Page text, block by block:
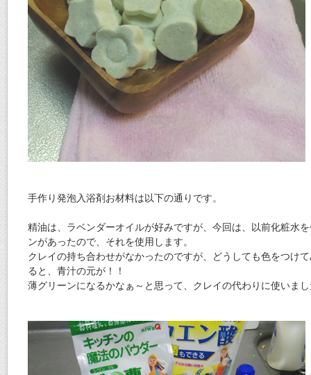
手作り発泡入浴剤お材料は以下の通りです。
精油は、ラベンダーオイルが好みですが、今回は、以前化粧水
ンがあったので、それを使用します。
クレイの持ち合わせがなかったのですが、どうしても色をつけ
ると、青汁の元が！！
薄グリーンになるかなぁ～と思って、クレイの代わりに使いま